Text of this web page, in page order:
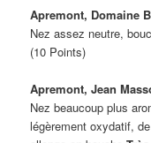
Apremont, Domaine
Nez assez neutre,
(10 Points)
Apremont, Jean
Nez beaucoup plus
légèrement oxydatif,